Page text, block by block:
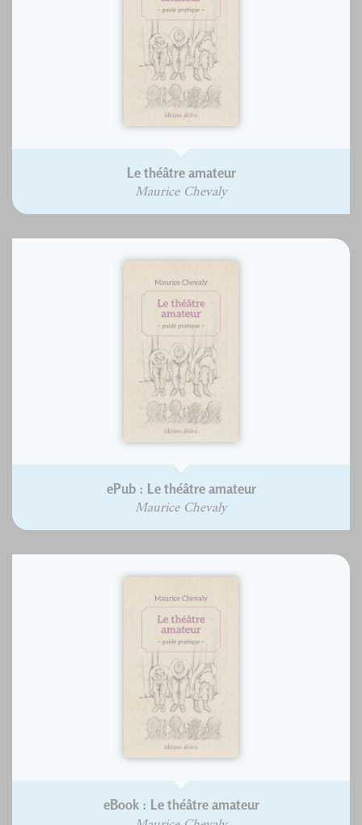
Le théâtre amateur
Maurice Chevaly
ePub : Le théâtre amateur
Maurice Chevaly
eBook : Le théâtre amateur